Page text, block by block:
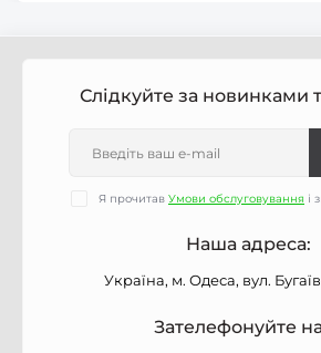
Слідкуйте за новинками
Я прочитав Умови обслуговування і
Наша адреса:
Україна, м. Одеса, вул.
Зателефонуйте